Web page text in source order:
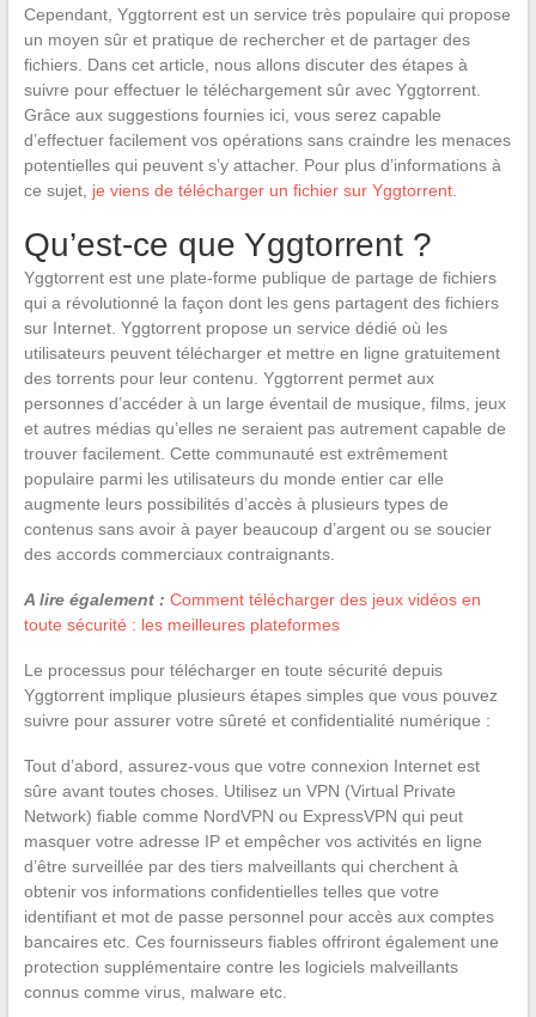
Cependant, Yggtorrent est un service très populaire qui propose
un moyen sûr et pratique de rechercher et de partager des
fichiers. Dans cet article, nous allons discuter des étapes à
suivre pour effectuer le téléchargement sûr avec Yggtorrent.
Grâce aux suggestions fournies ici, vous serez capable
d’effectuer facilement vos opérations sans craindre les menaces
potentielles qui peuvent s’y attacher. Pour plus d’informations à
ce sujet, je viens de télécharger un fichier sur Yggtorrent.
Qu’est-ce que Yggtorrent ?
Yggtorrent est une plate-forme publique de partage de fichiers
qui a révolutionné la façon dont les gens partagent des fichiers
sur Internet. Yggtorrent propose un service dédié où les
utilisateurs peuvent télécharger et mettre en ligne gratuitement
des torrents pour leur contenu. Yggtorrent permet aux
personnes d’accéder à un large éventail de musique, films, jeux
et autres médias qu’elles ne seraient pas autrement capable de
trouver facilement. Cette communauté est extrêmement
populaire parmi les utilisateurs du monde entier car elle
augmente leurs possibilités d’accès à plusieurs types de
contenus sans avoir à payer beaucoup d’argent ou se soucier
des accords commerciaux contraignants.
A lire également : Comment télécharger des jeux vidéos en
toute sécurité : les meilleures plateformes
Le processus pour télécharger en toute sécurité depuis
Yggtorrent implique plusieurs étapes simples que vous pouvez
suivre pour assurer votre sûreté et confidentialité numérique :
Tout d’abord, assurez-vous que votre connexion Internet est
sûre avant toutes choses. Utilisez un VPN (Virtual Private
Network) fiable comme NordVPN ou ExpressVPN qui peut
masquer votre adresse IP et empêcher vos activités en ligne
d’être surveillée par des tiers malveillants qui cherchent à
obtenir vos informations confidentielles telles que votre
identifiant et mot de passe personnel pour accès aux comptes
bancaires etc. Ces fournisseurs fiables offriront également une
protection supplémentaire contre les logiciels malveillants
connus comme virus, malware etc.